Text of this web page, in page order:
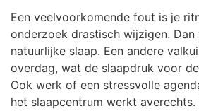
Een veelvoorkomende fout is je
onderzoek drastisch wijzigen.
natuurlijke slaap. Een andere
overdag, wat de slaapdruk voor
Ook werk of een stressvolle
het slaapcentrum werkt